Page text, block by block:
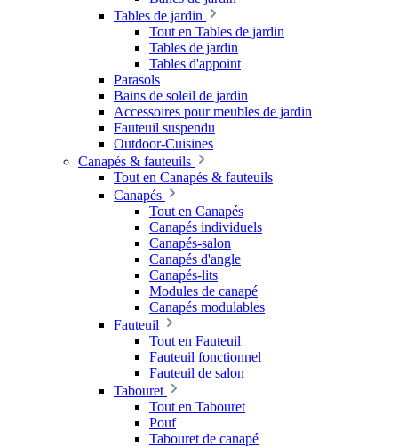
Tables de jardin
Tout en Tables de jardin
Tables de jardin
Tables d'appoint
Parasols
Bains de soleil de jardin
Accessoires pour meubles de jardin
Fauteuil suspendu
Outdoor-Cuisines
Canapés & fauteuils
Tout en Canapés & fauteuils
Canapés
Tout en Canapés
Canapés individuels
Canapés-salon
Canapés d'angle
Canapés-lits
Modules de canapé
Canapés modulables
Fauteuil
Tout en Fauteuil
Fauteuil fonctionnel
Fauteuil de salon
Tabouret
Tout en Tabouret
Pouf
Tabouret de canapé